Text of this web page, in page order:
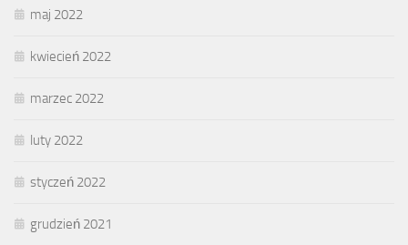
maj 2022
kwiecień 2022
marzec 2022
luty 2022
styczeń 2022
grudzień 2021